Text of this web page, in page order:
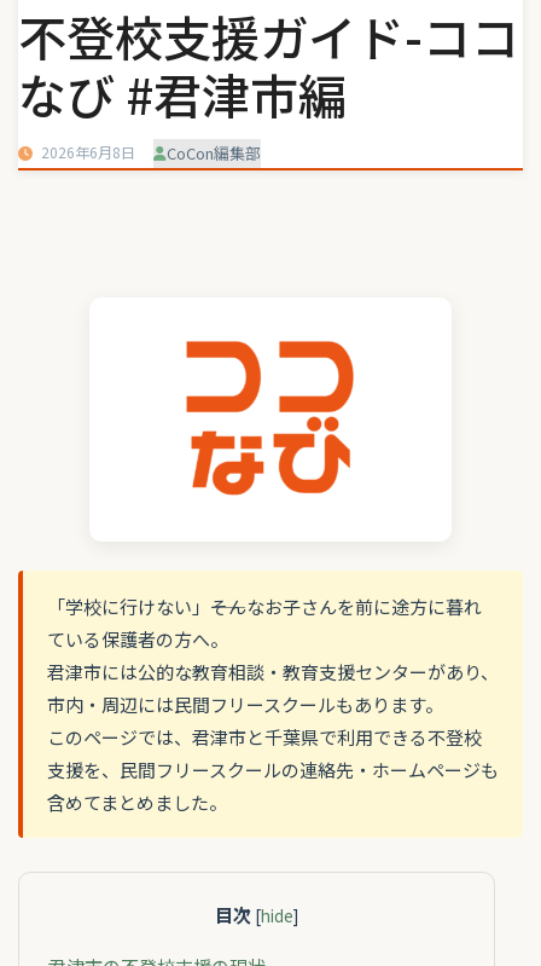
不登校支援ガイド-ココ
なび #君津市編
2026年6月8日 CoCon編集部
「学校に行けない」――そんなお子さんを前に途方に暮れ
ている保護者の方へ。
君津市には公的な教育相談・教育支援センターがあり、
市内・周辺には民間フリースクールもあります。
このページでは、君津市と千葉県で利用できる不登校
支援を、民間フリースクールの連絡先・ホームページも
含めてまとめました。
目次 [hide]